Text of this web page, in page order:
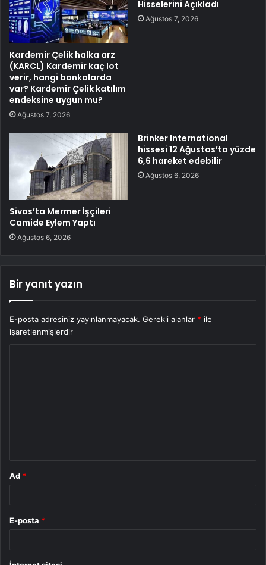
Kardemir Çelik halka arz
(KARCL) Kardemir kaç lot
verir, hangi bankalarda
var? Kardemir Çelik katılım
endeksine uygun mu?
Ağustos 7, 2026
Hisselerini Açıkladı
Ağustos 7, 2026
Sivas’ta Mermer İşçileri
Camide Eylem Yaptı
Ağustos 6, 2026
Brinker International
hissesi 12 Ağustos’ta yüzde
6,6 hareket edebilir
Ağustos 6, 2026
Bir yanıt yazın
E-posta adresiniz yayınlanmayacak. Gerekli alanlar * ile
işaretlenmişlerdir
Ad *
E-posta *